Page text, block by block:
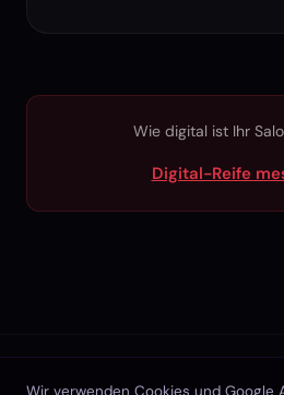
Wie digital ist Ihr
Digital-Reife
FunktionenPreiseDemoKontakt
Wir verwenden Cookies und Google